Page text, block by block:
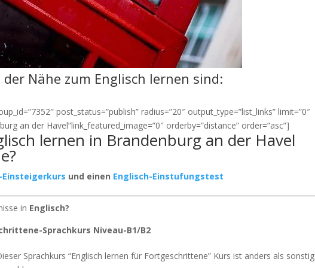
Nähe zum Englisch lernen sind:
post_status=”publish” radius=”20″ output_type=”list_links” limit=”0″
an der Havel”link_featured_image=”0″ orderby=”distance” order=”asc”]
lernen in Brandenburg an der Havel
Einsteigerkurs und einen Englisch-Einstufungstest
in Englisch?
Sprachkurs Niveau-B1/B2
Sprachkurs “Englisch lernen für Fortgeschrittene” Kurs ist anders als